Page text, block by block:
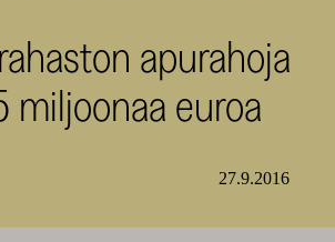
apurahoja
miljoonaa euroa
27.9.2016